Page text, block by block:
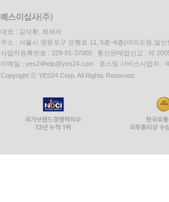
대표 : 김석환, 최세라
주소 : 서울시 영등포구 은행로 11, 5층~6층(여의도동,일신
사업자등록번호 : 229-81-37000 통신판매업신고 : 제
이메일 : yes24help@yes24.com 호스팅 서비스사업자 :
Copyright ⓒ YES24 Corp. All Rights Reserved.